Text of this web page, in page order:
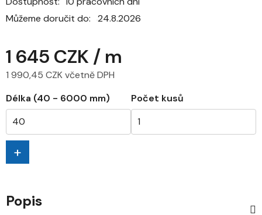
Můžeme doručit do:
24.8.2026
1 645 CZK / m
1 990,45 CZK včetně DPH
Měrná cena:
Délka (40 - 6000 mm) Počet kusů
+
Popis